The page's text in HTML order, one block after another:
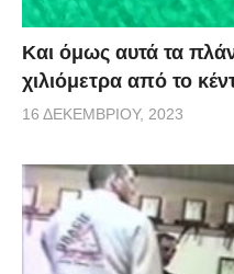
Και όμως αυτά τα
χιλιόμετρα από το
16 ΔΕΚΕΜΒΡΊΟΥ, 2023